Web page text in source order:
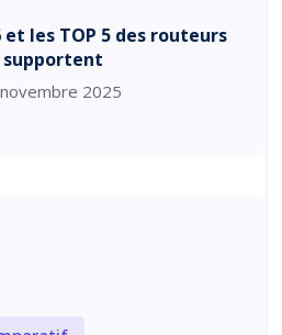
et les TOP 5 des routeurs
supportent
2025